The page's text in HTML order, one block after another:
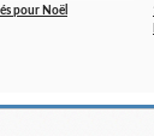
pour Noël